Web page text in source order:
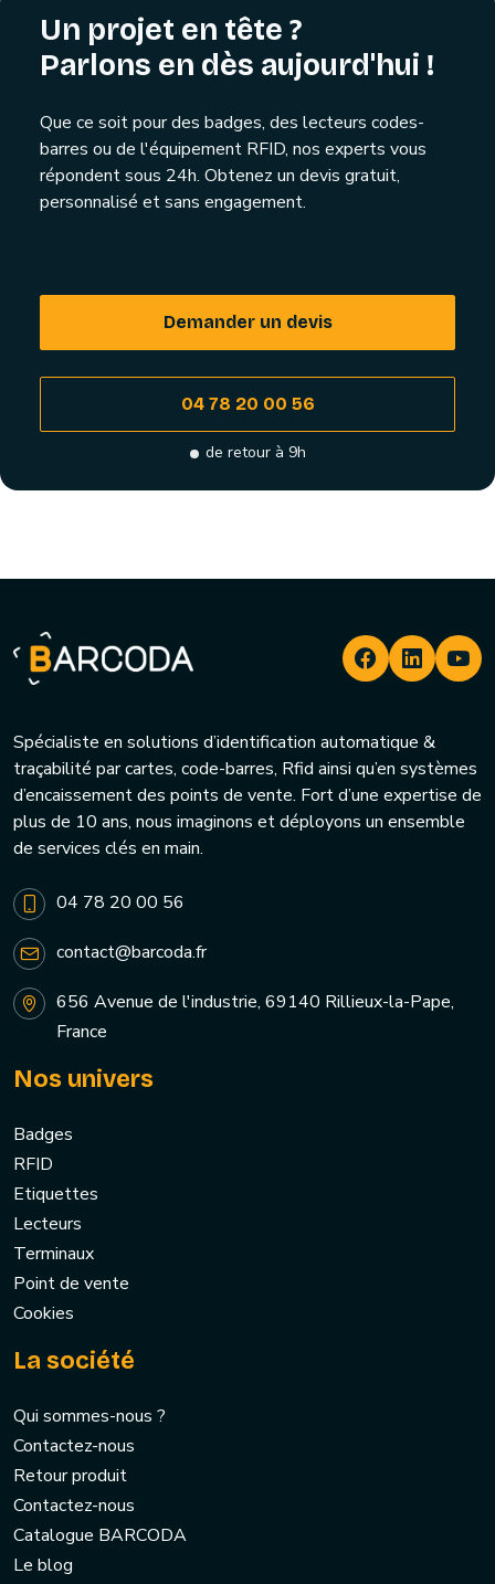
Un projet en tête ?
Parlons en dès aujourd'hui !
Que ce soit pour des badges, des lecteurs codes-
barres ou de l'équipement RFID, nos experts vous
répondent sous 24h. Obtenez un devis gratuit,
personnalisé et sans engagement.
Demander un devis
04 78 20 00 56
de retour à 9h
Spécialiste en solutions d’identification automatique &
traçabilité par cartes, code-barres, Rfid ainsi qu’en systèmes
d’encaissement des points de vente. Fort d’une expertise de
plus de 10 ans, nous imaginons et déployons un ensemble
de services clés en main.
04 78 20 00 56
contact@barcoda.fr
656 Avenue de l'industrie, 69140 Rillieux-la-Pape,
France
Nos univers
Badges
RFID
Etiquettes
Lecteurs
Terminaux
Point de vente
Cookies
La société
Qui sommes-nous ?
Contactez-nous
Retour produit
Contactez-nous
Catalogue BARCODA
Le blog